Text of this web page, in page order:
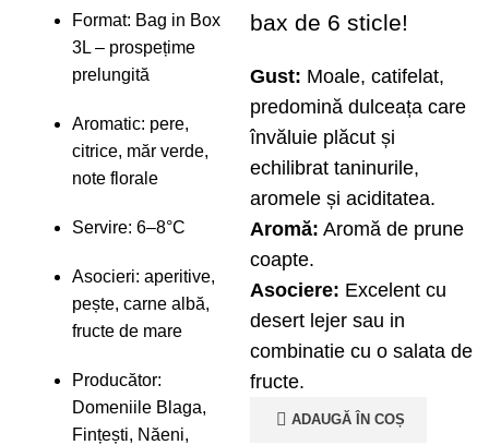
Format: Bag in Box
3L – prospețime
prelungită
Aromatic: pere,
citrice, măr verde,
note florale
Servire: 6–8°C
Asocieri: aperitive,
pește, carne albă,
fructe de mare
Producător:
Domeniile Blaga,
Fințești, Năeni,
bax de 6 sticle!
Gust: Moale, catifelat,
predomină dulceața care
învăluie plăcut și
echilibrat taninurile,
aromele și aciditatea.
Aromă: Aromă de prune
coapte.
Asociere: Excelent cu
desert lejer sau in
combinatie cu o salata de
fructe.
ADAUGĂ ÎN COȘ